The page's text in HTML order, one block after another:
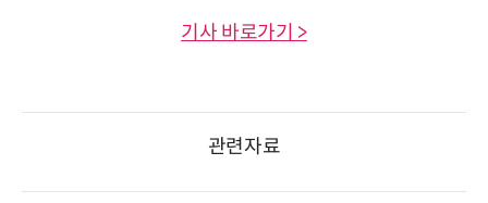
기사 바로가기 >
관련자료